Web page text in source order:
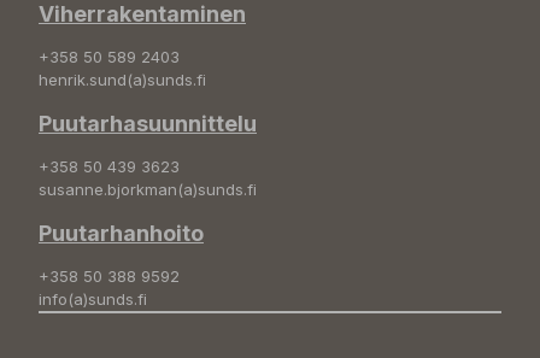
Viherrakentaminen
+358 50 589 2403
henrik.sund(a)sunds.fi
Puutarhasuunnittelu
+358 50 439 3623
susanne.bjorkman(a)sunds.fi
Puutarhanhoito
+358 50 388 9592
info(a)sunds.fi